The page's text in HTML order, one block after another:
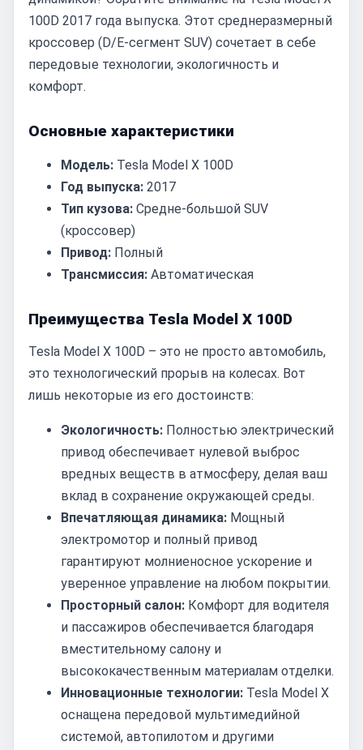
100D 2017 года выпуска. Этот среднеразмерный
кроссовер (D/E-сегмент SUV) сочетает в себе
передовые технологии, экологичность и
комфорт.
Основные характеристики
Модель: Tesla Model X 100D
Год выпуска: 2017
Тип кузова: Средне-большой SUV
(кроссовер)
Привод: Полный
Трансмиссия: Автоматическая
Преимущества Tesla Model X 100D
Tesla Model X 100D – это не просто автомобиль,
это технологический прорыв на колесах. Вот
лишь некоторые из его достоинств:
Экологичность: Полностью электрический
привод обеспечивает нулевой выброс
вредных веществ в атмосферу, делая ваш
вклад в сохранение окружающей среды.
Впечатляющая динамика: Мощный
электромотор и полный привод
гарантируют молниеносное ускорение и
уверенное управление на любом покрытии.
Просторный салон: Комфорт для водителя
и пассажиров обеспечивается благодаря
вместительному салону и
высококачественным материалам отделки.
Инновационные технологии: Tesla Model X
оснащена передовой мультимедийной
системой, автопилотом и другими